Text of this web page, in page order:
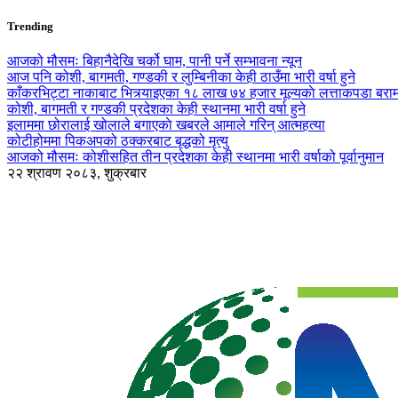
Trending
आजको मौसमः बिहानैदेखि चर्को घाम, पानी पर्ने सम्भावना न्यून
आज पनि कोशी, बागमती, गण्डकी र लुम्बिनीका केही ठाउँमा भारी वर्षा हुने
काँकरभिट्टा नाकाबाट भित्र्याइएका १८ लाख ७४ हजार मूल्यकाे लत्ताकपडा
कोशी, बागमती र गण्डकी प्रदेशका केही स्थानमा भारी वर्षा हुने
इलाममा छोरालाई खोलाले बगाएकाे खबरले आमाले गरिन् आत्महत्या
कोटीहोममा पिकअपको ठक्करबाट बृद्धको मृत्यु
आजको मौसमः कोशीसहित तीन प्रदेशका केही स्थानमा भारी वर्षाको पूर्वानुमान
२२ श्रावण २०८३, शुक्रबार